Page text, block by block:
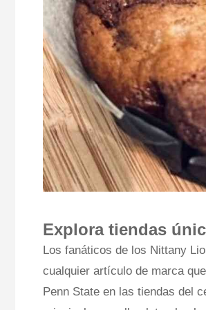
Explora tiendas
Los fanáticos de los Nittany
cualquier artículo de marca
Penn State en las tiendas del